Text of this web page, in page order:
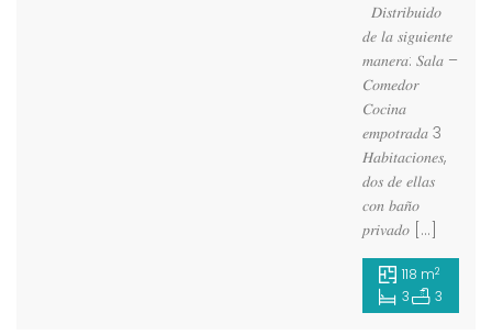
𝐷𝑖𝑠𝑡𝑟𝑖𝑏𝑢𝑖𝑑𝑜
𝑑𝑒 𝑙𝑎 𝑠𝑖𝑔𝑢𝑖𝑒𝑛𝑡𝑒
𝑚𝑎𝑛𝑒𝑟𝑎: 𝑆𝑎𝑙𝑎 –
𝐶𝑜𝑚𝑒𝑑𝑜𝑟
𝐶𝑜𝑐𝑖𝑛𝑎
𝑒𝑚𝑝𝑜𝑡𝑟𝑎𝑑𝑎 3
𝐻𝑎𝑏𝑖𝑡𝑎𝑐𝑖𝑜𝑛𝑒𝑠,
𝑑𝑜𝑠 𝑑𝑒 𝑒𝑙𝑙𝑎𝑠
𝑐𝑜𝑛 𝑏𝑎𝑛̃𝑜
𝑝𝑟𝑖𝑣𝑎𝑑𝑜 […]
118 m2
3 3